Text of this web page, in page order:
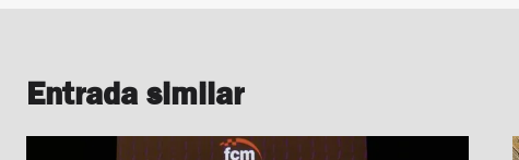
Entrada similar